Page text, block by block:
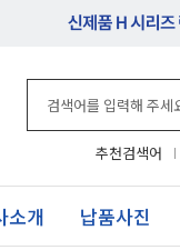
추천검색어
소개 납품사진